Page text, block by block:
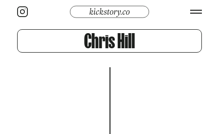
Chris Hill